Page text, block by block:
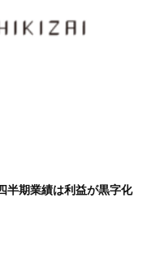
半期業績は利益が黒字化